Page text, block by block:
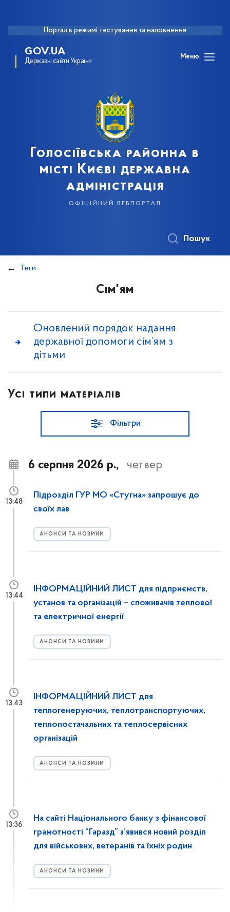
Портал в режимі тестування та наповнення
GOV.UA
Державні сайти України
Меню
Голосіївська районна в
місті Києві державна
адміністрація
офіційний вебпортал
Пошук
Теги
Сім'ям
Оновлений порядок надання
державної допомоги сім’ям з
дітьми
Усі типи матеріалів
Фільтри
6 серпня 2026 р., четвер
Підрозділ ГУР МО «Стугна» запрошує до
своїх лав
АНОНСИ ТА НОВИНИ
13:48
ІНФОРМАЦІЙНИЙ ЛИСТ для підприємств,
установ та організацій – споживачів теплової
та електричної енергії
АНОНСИ ТА НОВИНИ
13:44
ІНФОРМАЦІЙНИЙ ЛИСТ для
теплогенеруючих, теплотранспортуючих,
теплопостачальних та теплосервісних
організацій
АНОНСИ ТА НОВИНИ
13:43
На сайті Національного банку з фінансової
грамотності “Гаразд” з’явився новий розділ
для військових, ветеранів та їхніх родин
АНОНСИ ТА НОВИНИ
13:36